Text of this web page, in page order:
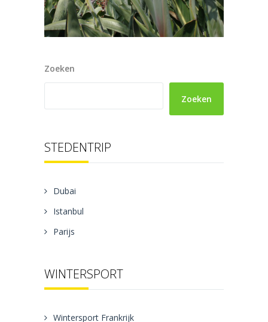
Zoeken
Zoeken
STEDENTRIP
Dubai
Istanbul
Parijs
WINTERSPORT
Wintersport Frankrijk